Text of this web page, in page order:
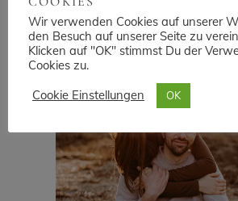
Wir verwenden Cookies auf unserer
den Besuch auf unserer Seite zu
Klicken auf "OK" stimmst Du der
Cookies zu.
Cookie Einstellungen
OK